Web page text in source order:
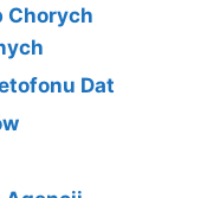
Chorych
Dat